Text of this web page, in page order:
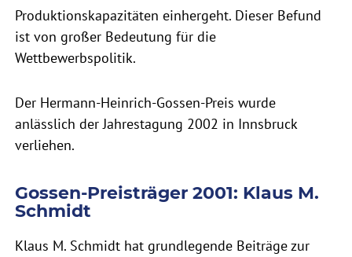
Produktionskapazitäten einhergeht. Dieser Befund
ist von großer Bedeutung für die
Wettbewerbspolitik.
Der Hermann-Heinrich-Gossen-Preis wurde
anlässlich der Jahrestagung 2002 in Innsbruck
verliehen.
Gossen-Preisträger 2001: Klaus M.
Schmidt
Klaus M. Schmidt hat grundlegende Beiträge zur